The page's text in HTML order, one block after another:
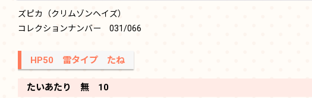
ズピカ（クリムゾンヘイズ）
コレクションナンバー 031/066
HP50 雷タイプ たね
たいあたり 無 10